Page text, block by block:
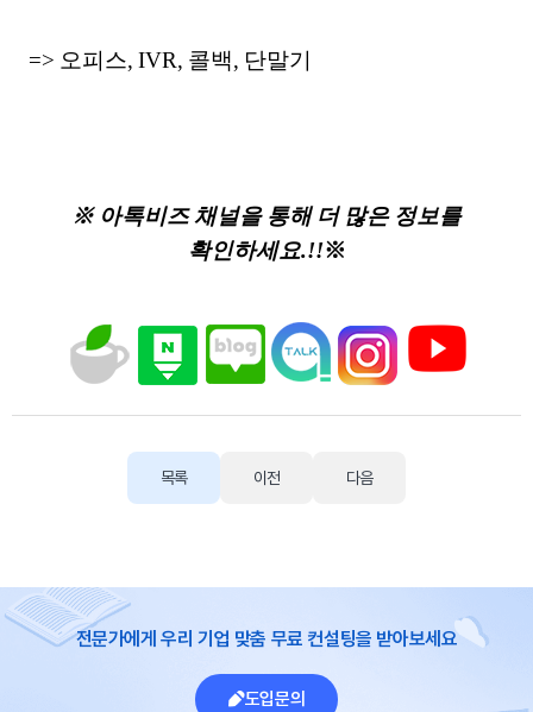
=> 오피스, IVR, 콜백, 단말기
※ 아톡비즈 채널을 통해 더 많은 정보를
확인하세요.!!※
목록 이전 다음
전문가에게 우리 기업 맞춤 무료 컨설팅을 받아보세요
도입문의